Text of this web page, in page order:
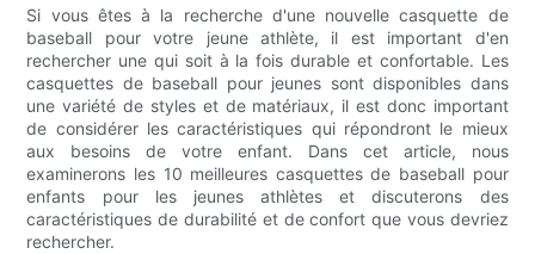
Si vous êtes à la recherche d'une nouvelle casquette de
baseball pour votre jeune athlète, il est important d'en
rechercher une qui soit à la fois durable et confortable. Les
casquettes de baseball pour jeunes sont disponibles dans
une variété de styles et de matériaux, il est donc important
de considérer les caractéristiques qui répondront le mieux
aux besoins de votre enfant. Dans cet article, nous
examinerons les 10 meilleures casquettes de baseball pour
enfants pour les jeunes athlètes et discuterons des
caractéristiques de durabilité et de confort que vous devriez
rechercher.